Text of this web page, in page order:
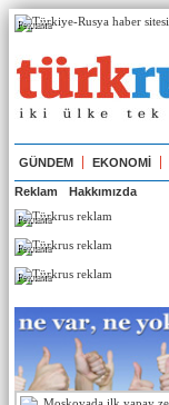
Реклама
GÜNDEM EKONOMİ
Reklam Hakkımızda
Реклама
Реклама
Реклама